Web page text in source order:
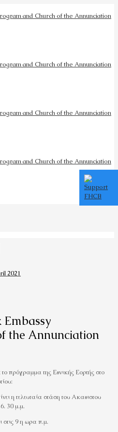
2021
Embassy
the Annunciation
πρόγραμμα της Εθνικής Εορτής στο
η τελευταία στάση του Ακαθιστου
30 μ.μ.
9 η ωρα π.μ.